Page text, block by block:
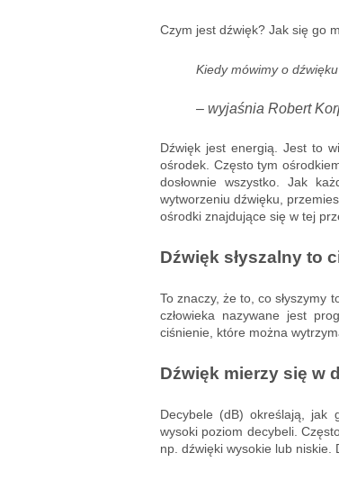
Czym jest dźwięk? Jak się go
Kiedy mówimy o
– wyjaśnia Robert
Dźwięk jest energią. Jest to
ośrodek. Często tym
dosłownie wszystko. Jak
wytworzeniu dźwięku,
ośrodki znajdujące się w tej
Dźwięk słyszalny to
To znaczy, że to, co słyszymy
człowieka nazywane jest
ciśnienie, które można
Dźwięk mierzy się w
Decybele (dB) określają, jak
wysoki poziom decybeli.
np. dźwięki wysokie lub niskie.